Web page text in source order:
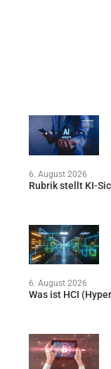
6. August 2026
Rubrik stellt KI-
6. August 2026
Was ist HCI